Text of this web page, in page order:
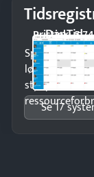
DanTid
Pristjek:
Spar tid på
lønberegning
styr på
Se 17